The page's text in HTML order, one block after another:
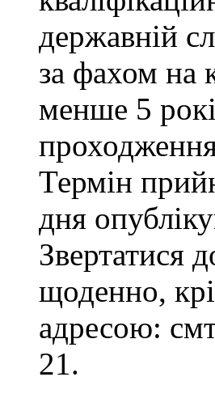
державній
за фахом на
менше 5
Термін
дня
Звертатися
щоденно,
адресою:
21.